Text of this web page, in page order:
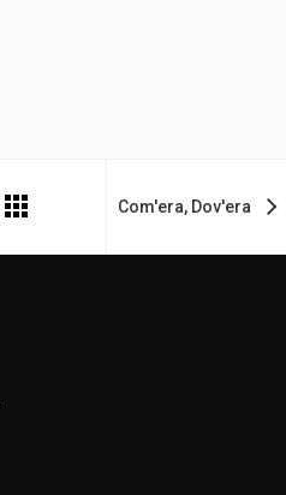
Com'era, Dov'era